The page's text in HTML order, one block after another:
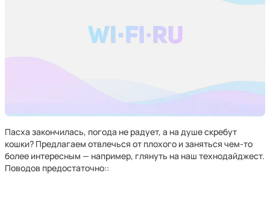
Пасха закончилась, погода не радует, а на душе скребут
кошки? Предлагаем отвлечься от плохого и заняться чем-то
более интересным — например, глянуть на наш технодайджест.
Поводов предостаточно::